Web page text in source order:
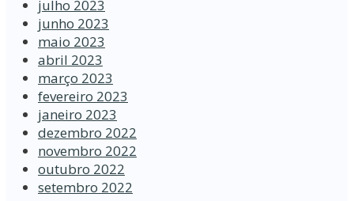
julho 2023
junho 2023
maio 2023
abril 2023
março 2023
fevereiro 2023
janeiro 2023
dezembro 2022
novembro 2022
outubro 2022
setembro 2022